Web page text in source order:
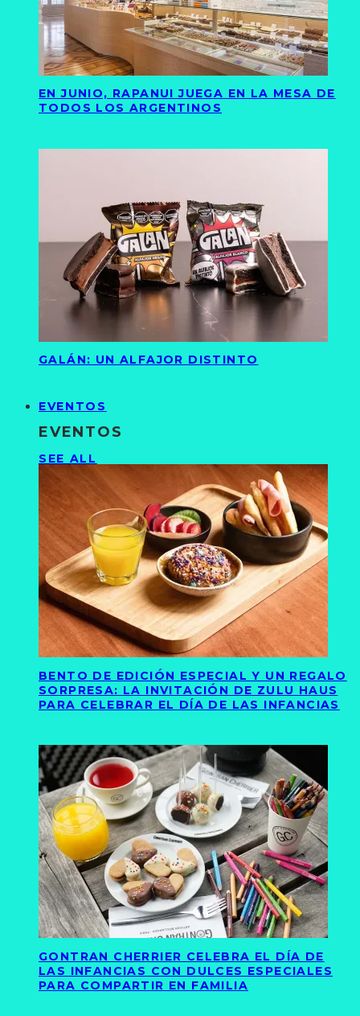
EN JUNIO, RAPANUI JUEGA EN LA MESA DE
TODOS LOS ARGENTINOS
GALÁN: UN ALFAJOR DISTINTO
EVENTOS
EVENTOS
SEE ALL
BENTO DE EDICIÓN ESPECIAL Y UN REGALO
SORPRESA: LA INVITACIÓN DE ZULU HAUS
PARA CELEBRAR EL DÍA DE LAS INFANCIAS
GONTRAN CHERRIER CELEBRA EL DÍA DE
LAS INFANCIAS CON DULCES ESPECIALES
PARA COMPARTIR EN FAMILIA